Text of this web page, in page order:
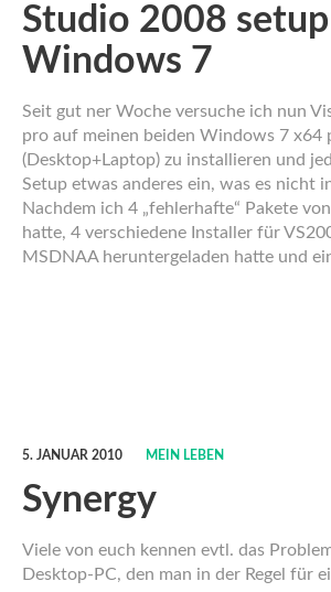
Studio 2008
Windows 7
Seit gut ner Woche versuche ich nun
pro auf meinen beiden Windows 7 x64
(Desktop+Laptop) zu installieren und
Setup etwas anderes ein, was es nicht
Nachdem ich 4 „fehlerhafte“ Pakete
hatte, 4 verschiedene Installer für
MSDNAA heruntergeladen hatte und
5. JANUAR 2010 MEIN LEBEN
Synergy
Viele von euch kennen evtl. das
Desktop-PC, den man in der Regel für